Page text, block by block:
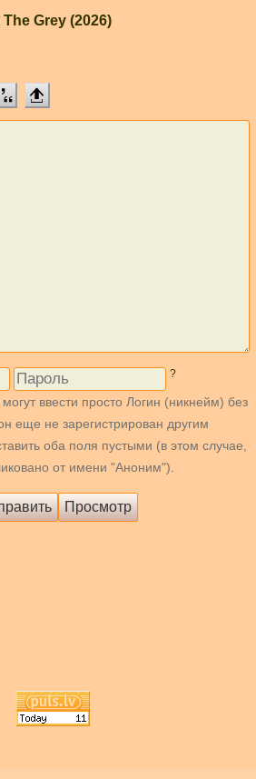
Grey (2026)
?
ввести просто Логин (никнейм) без
еще не зарегистрирован другим
оба поля пустыми (в этом случае,
от имени "Аноним").